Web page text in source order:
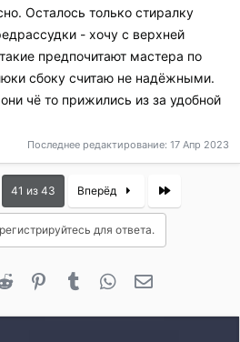
Осталось только стиралку
- хочу с верхней
предпочитают мастера по
сбоку считаю не надёжными.
чё то прижились из за удобной
Последнее редактирование: 17 Апр 2023
41 из 43 Вперёд Last
для ответа.
Reddit PinterestTumblr WhatsApp